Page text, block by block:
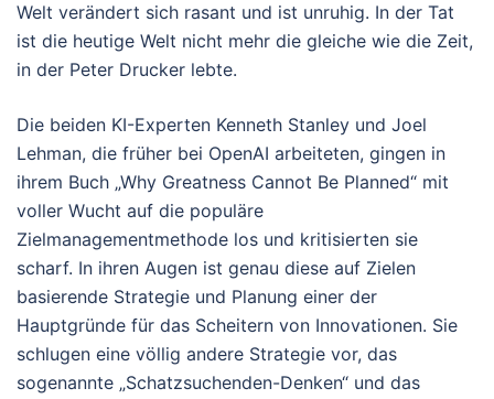
Welt verändert sich rasant und ist unruhig. In der Tat
ist die heutige Welt nicht mehr die gleiche wie die Zeit,
in der Peter Drucker lebte.
Die beiden KI-Experten Kenneth Stanley und Joel
Lehman, die früher bei OpenAI arbeiteten, gingen in
ihrem Buch „Why Greatness Cannot Be Planned“ mit
voller Wucht auf die populäre
Zielmanagementmethode los und kritisierten sie
scharf. In ihren Augen ist genau diese auf Zielen
basierende Strategie und Planung einer der
Hauptgründe für das Scheitern von Innovationen. Sie
schlugen eine völlig andere Strategie vor, das
sogenannte „Schatzsuchenden-Denken“ und das